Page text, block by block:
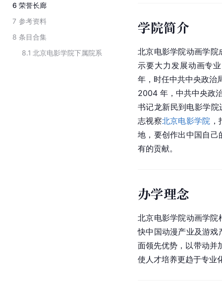
6 荣誉长廊
7 参考资料
8 条目合集
8.1 北京电影学院下属院系
学院简介
北京电影学院动画学院
示要大力发展动画专
年，时任中共中央政治
2004 年，中共中央政
书记龙新民到电影学院
志视察北京电影学院
地，要创作出中国自
有的贡献。
办学理念
北京电影学院动画学院
快中国动漫产业及游戏
面领先优势，以带动并
使人才培养更趋于专业